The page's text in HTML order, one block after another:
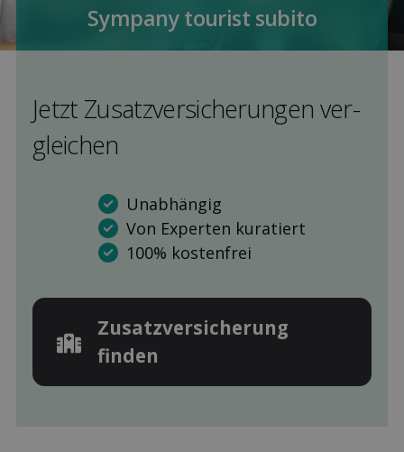
Sympany tourist subito
Jetzt Zusatz­versicherungen ver­
gleichen
Unabhängig
Von Experten kuratiert
100% kostenfrei
Zusatz­versicherung
finden